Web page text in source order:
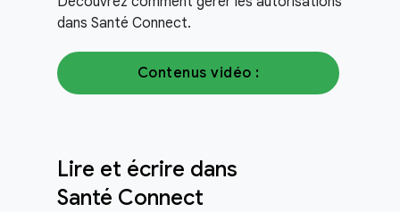
dans Santé Connect.
Contenus vidéo :
Lire et écrire dans
Santé Connect